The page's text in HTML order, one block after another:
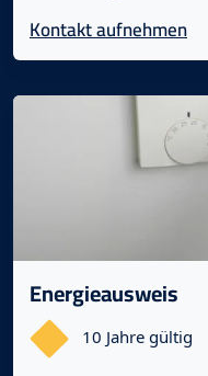
Kontakt aufnehmen
Energieausweis
10 Jahre gültig